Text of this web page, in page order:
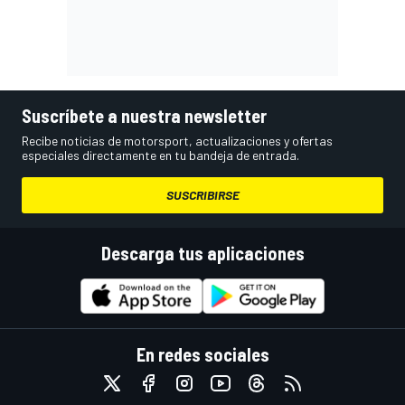
Suscríbete a nuestra newsletter
Recibe noticias de motorsport, actualizaciones y ofertas
especiales directamente en tu bandeja de entrada.
SUSCRIBIRSE
Descarga tus aplicaciones
En redes sociales